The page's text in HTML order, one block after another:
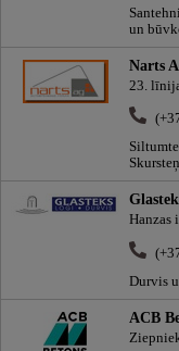
un
Narts
23.
Hanzas
Durvis
ACB